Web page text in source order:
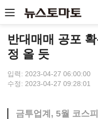
반대매매 공포
정 올 듯
입력: 2023-04-27 06:00:00
수정: 2023-04-27 09:28:01
금투업계, 5월 코스